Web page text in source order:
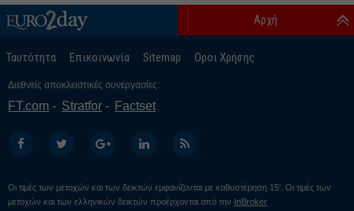
Ταυτότητα Επικοινωνία Sitemap Οροι Χρήσης
Αρχή
Διεθνείς αποκλειστικές συνεργασίες:
FT.com Stratfor Factset
Οι τιμές των μετοχών και των δεικτών εμφανίζονται με καθυστέρηση 15’. Οι τιμές των
μετοχών και των ελληνικών δεικτών προέρχονται από την InBroker